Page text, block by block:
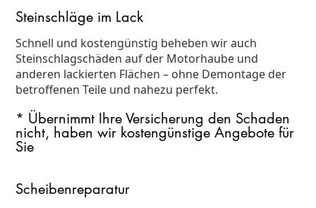
Steinschläge im Lack
Schnell und kostengünstig beheben wir auch
Steinschlagschäden auf der Motorhaube und
anderen lackierten Flächen – ohne Demontage der
betroffenen Teile und nahezu perfekt.
* Übernimmt Ihre Versicherung den Schaden
nicht, haben wir kostengünstige Angebote für
Sie
Scheibenreparatur